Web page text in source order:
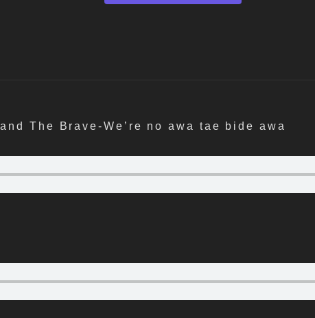
The Brave-We’re no awa tae bide awa